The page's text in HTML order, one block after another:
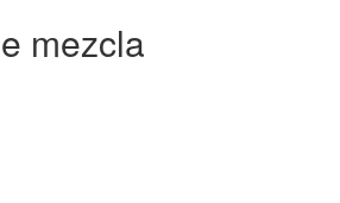
mezcla